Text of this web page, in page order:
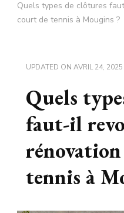
Quels types de clôtures
court de tennis à Mougins ?
UPDATED ON AVRIL 24, 2025
Quels
faut-il
tennis à